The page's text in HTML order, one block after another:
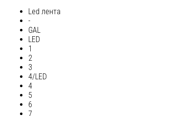
Led лента
-
GAL
LED
1
2
3
4/LED
4
5
6
7